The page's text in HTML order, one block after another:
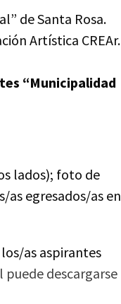
de Santa Rosa.
Artística CREAr.
“Municipalidad
lados); foto de
egresados/as en
as aspirantes
puede descargarse